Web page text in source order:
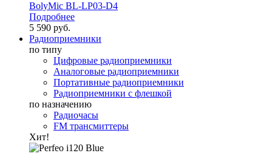
BolyMic BL-LP03-D4
Подробнее
5 590 руб.
Радиоприемники
по типу
Цифровые радиоприемники
Аналоговые радиоприемники
Портативные радиоприемники
Радиоприемники с флешкой
по назначению
Радиочасы
FM трансмиттеры
Хит!